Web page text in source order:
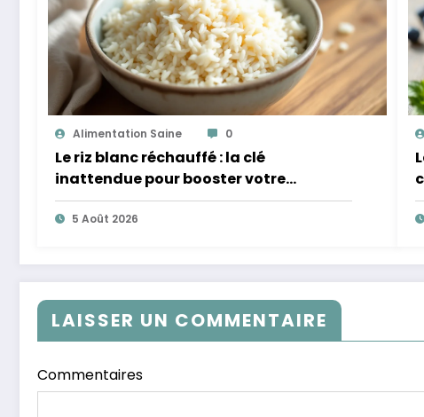
Alimentation Saine 0
Le riz blanc réchauffé : la clé
inattendue pour booster votre
microbiote
5 Août 2026
LAISSER UN COMMENTAIRE
Commentaires